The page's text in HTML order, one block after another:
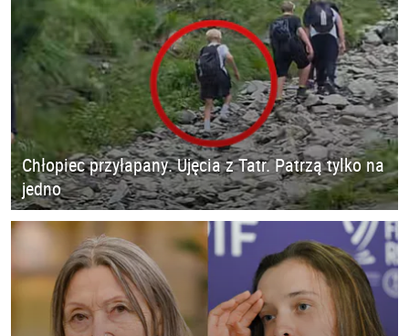
Chłopiec przyłapany. Ujęcia z Tatr. Patrzą tylko na
jedno